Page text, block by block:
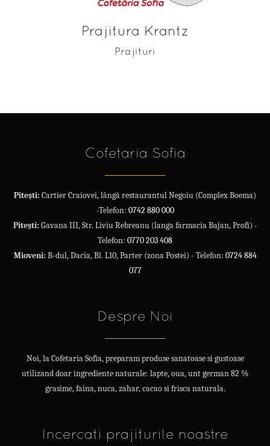
Prajitura Krantz
Prajituri
Cofetaria Sofia
Pitești: Cartier Craiovei, lângă restaurantul Negoiu (Complex Boema)
-Telefon: 0742 880 000
Pitești: Gavana III, Str. Liviu Rebreanu (langa farmacia Bajan, Profi) -
Telefon: 0770 203 408
Mioveni: B-dul, Dacia, Bl. L10, Parter (zona Postei) - Telefon: 0724 884
077
Despre Noi
Noi, la Cofetaria Sofia, preparam produse sanatoase si gustoase
utilizand doar ingrediente naturale: lapte, oua, unt german 82 %
grasime, faina, nuca, zahar, cacao si frisca naturala.
Incercati prajiturile noastre